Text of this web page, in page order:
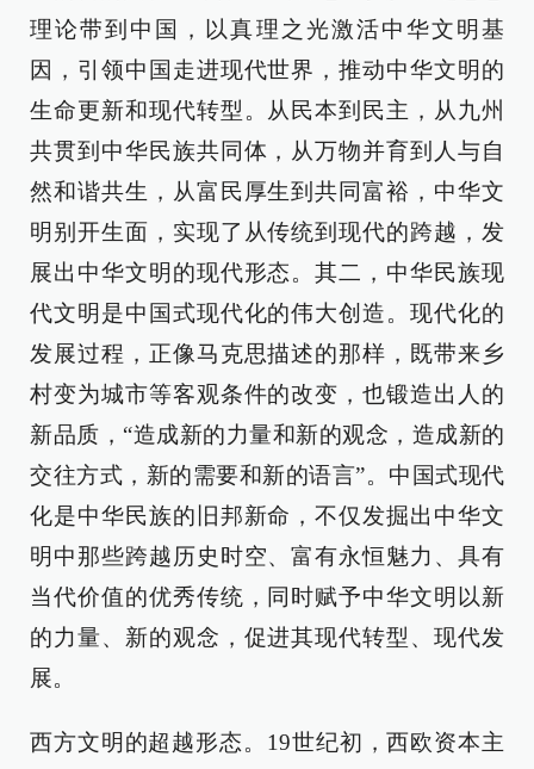
理论带到中国，以真理之光激活中华文明基
因，引领中国走进现代世界，推动中华文明的
生命更新和现代转型。从民本到民主，从九州
共贯到中华民族共同体，从万物并育到人与自
然和谐共生，从富民厚生到共同富裕，中华文
明别开生面，实现了从传统到现代的跨越，发
展出中华文明的现代形态。其二，中华民族现
代文明是中国式现代化的伟大创造。现代化的
发展过程，正像马克思描述的那样，既带来乡
村变为城市等客观条件的改变，也锻造出人的
新品质，“造成新的力量和新的观念，造成新的
交往方式，新的需要和新的语言”。中国式现代
化是中华民族的旧邦新命，不仅发掘出中华文
明中那些跨越历史时空、富有永恒魅力、具有
当代价值的优秀传统，同时赋予中华文明以新
的力量、新的观念，促进其现代转型、现代发
展。
西方文明的超越形态。19世纪初，西欧资本主